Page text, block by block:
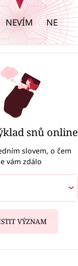
NEVÍM NE
snů online
slovem, o čem
vám zdálo
VÝZNAM